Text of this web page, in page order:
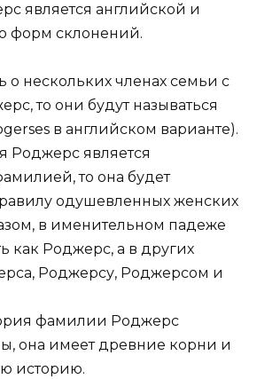
является английской и
форм склонений.
о нескольких членах семьи с
то они будут называться
в английском варианте).
Роджерс является
то она будет
одушевленных женских
в именительном падеже
как Роджерс, а в других
Роджерсу, Роджерсом и
фамилии Роджерс
она имеет древние корни и
историю.